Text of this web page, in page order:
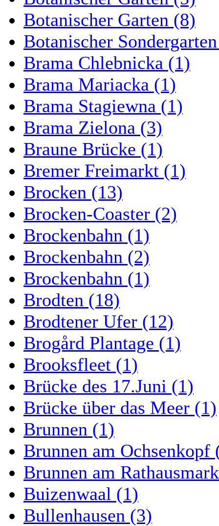
Botanischer Garten (8)
Botanischer
Brama Chlebnicka (1)
Brama Mariacka (1)
Brama Stagiewna (1)
Brama Zielona (3)
Braune Brücke (1)
Bremer Freimarkt (1)
Brocken (13)
Brocken-Coaster (2)
Brockenbahn (1)
Brockenbahn (2)
Brockenbahn (1)
Brodten (18)
Brodtener Ufer (12)
Brogård Plantage (1)
Brooksfleet (1)
Brücke des 17.Juni (1)
Brücke über das Meer (1)
Brunnen (1)
Brunnen am Ochsenkopf
Brunnen am
Buizenwaal (1)
Bullenhausen (3)